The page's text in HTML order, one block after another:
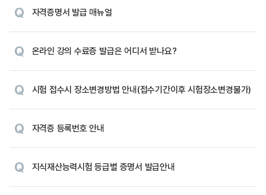
자격증명서 발급 매뉴얼
온라인 강의 수료증 발급은 어디서 받나요?
시험 접수시 장소변경방법 안내(접수기간이후 시험장소변경불가)
자격증 등록번호 안내
지식재산능력시험 등급별 증명서 발급안내